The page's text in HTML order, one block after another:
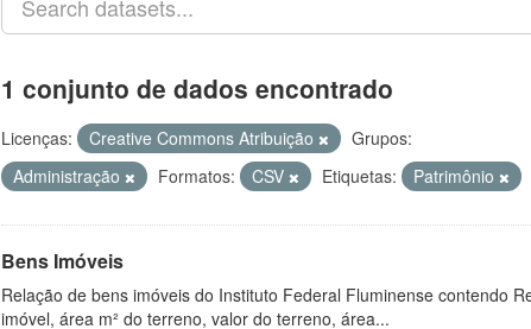
1 conjunto de dados encontrado
Licenças: Creative Commons Atribuição
Grupos:
Administração
Formatos: CSV Etiquetas: Patrimônio
Bens Imóveis
Relação de bens imóveis do Instituto Federal Fluminense contendo
imóvel, área m² do terreno, valor do terreno, área...